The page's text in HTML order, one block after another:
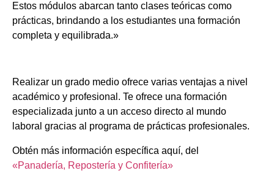
Estos módulos abarcan tanto clases teóricas como
prácticas, brindando a los estudiantes una formación
completa y equilibrada.»
Realizar un grado medio ofrece varias ventajas a nivel
académico y profesional. Te ofrece una formación
especializada junto a un acceso directo al mundo
laboral gracias al programa de prácticas profesionales.
Obtén más información específica aquí, del
«Panadería, Repostería y Confitería»